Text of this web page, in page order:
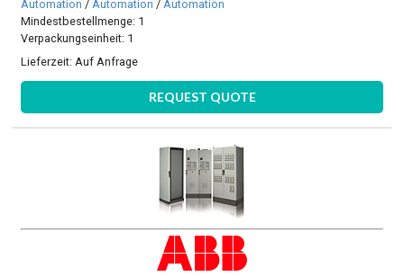
Automation /Automation /Automation
Mindestbestellmenge: 1
Verpackungseinheit: 1
Lieferzeit: Auf Anfrage
REQUEST QUOTE